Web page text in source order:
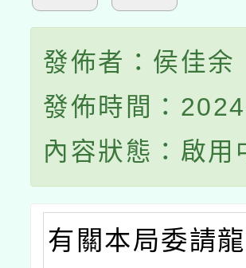
發佈者：侯佳余
發佈時間：
內容狀態：啟用
有關本局委請